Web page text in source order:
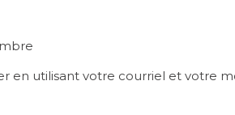
en utilisant votre courriel et votre